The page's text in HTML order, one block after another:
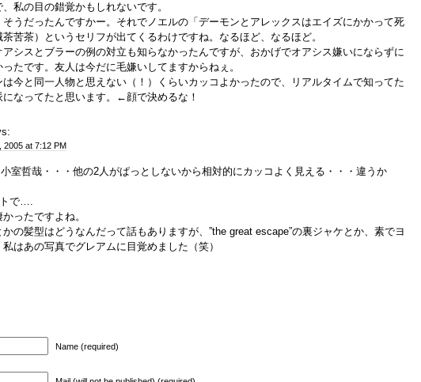
私の目の錯覚かもしれないです。
そうだったんですかー。それでノエルの「デーモンとアレックスはエイズにかかって死
苦茶）というセリフが出てくるわけですね。なるほど、なるほど。
アシスとブラーの例の対立も知らなかったんですが、おかげでオアシス嫌いにならずに
たです。友人は今だに毛嫌いしてますからねぇ。
は今と同一人物と思えない（！）くらいカッコよかったので、リアルタイムで知ってた
になってたと思います。←顔で決めるな！
2005 at 7:12 PM
室哲哉・・・他の2人がぱっとしないから相対的にカッコよく見える・・・違うか
で….
ったですよね。
の髪型はどうなんだって話もありますが、”the great escape”の裏ジャケとか、素でヨ
はあの写真でグレアムに目覚めました（笑）
Name (required)